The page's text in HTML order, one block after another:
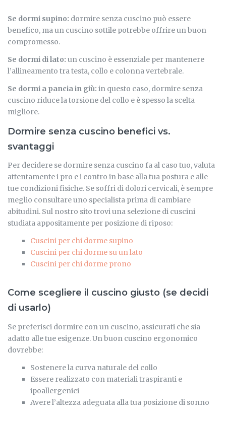
Se dormi supino: dormire senza cuscino può essere
benefico, ma un cuscino sottile potrebbe offrire un buon
compromesso.
Se dormi di lato: un cuscino è essenziale per mantenere
l’allineamento tra testa, collo e colonna vertebrale.
Se dormi a pancia in giù: in questo caso, dormire senza
cuscino riduce la torsione del collo e è spesso la scelta
migliore.
Dormire senza cuscino benefici vs.
svantaggi
Per decidere se dormire senza cuscino fa al caso tuo, valuta
attentamente i pro e i contro in base alla tua postura e alle
tue condizioni fisiche. Se soffri di dolori cervicali, è sempre
meglio consultare uno specialista prima di cambiare
abitudini. Sul nostro sito trovi una selezione di cuscini
studiata appositamente per posizione di riposo:
Cuscini per chi dorme supino
Cuscini per chi dorme su un lato
Cuscini per chi dorme prono
Come scegliere il cuscino giusto (se decidi
di usarlo)
Se preferisci dormire con un cuscino, assicurati che sia
adatto alle tue esigenze. Un buon cuscino ergonomico
dovrebbe:
Sostenere la curva naturale del collo
Essere realizzato con materiali traspiranti e
ipoallergenici
Avere l’altezza adeguata alla tua posizione di sonno